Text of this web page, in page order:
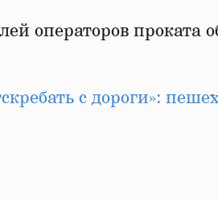
операторов проката
с дороги»: